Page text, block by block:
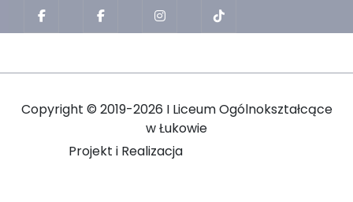
Copyright © 2019-2026 I Liceum Ogólnokształcące
w Łukowie
Projekt i Realizacja